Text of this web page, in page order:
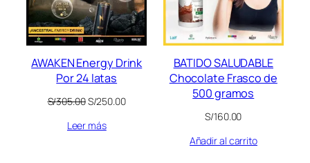
AWAKEN Energy Drink
Por 24 latas
S/305.00El
original
S/250.00El
Leer más
BATIDO SALUDABLE
Chocolate Frasco de
500 gramos
S/160.00
Añadir al carrito